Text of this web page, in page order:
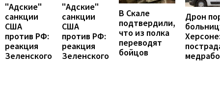
"Адские"
санкции
США
против РФ:
реакция
Зеленского
"Адские"
санкции
США
против РФ:
реакция
Зеленского
В Скале
подтвердили,
что из полка
переводят
бойцов
Дрон